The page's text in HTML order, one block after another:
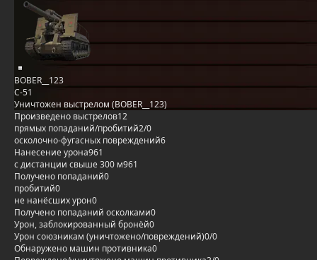
BOBER__123
С-51
Уничтожен выстрелом (BOBER__123)
Произведено выстрелов12
прямых попаданий/пробитий2/0
осколочно-фугасных повреждений6
Нанесение урона961
с дистанции свыше 300 м961
Получено попаданий0
пробитий0
не нанёсших урон0
Получено попаданий осколками0
Урон, заблокированный бронёй0
Урон союзникам (уничтожено/повреждений)0/0
Обнаружено машин противника0